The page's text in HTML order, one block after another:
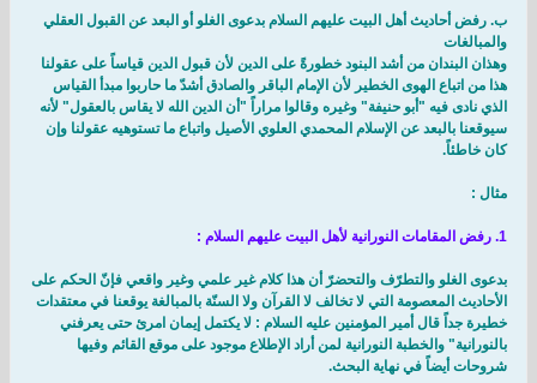
‌ب. رفض أحاديث أهل البيت عليهم السلام بدعوى الغلو أو البعد عن القبول العقلي
والمبالغات
وهذان البندان من أشد البنود خطورةً على الدين لأن قبول الدين قياساً على عقولنا
هذا من اتباع الهوى الخطير لأن الإمام الباقر والصادق أشدّ ما حاربوا مبدأ القياس
الذي نادى فيه "أبو حنيفة" وغيره وقالوا مراراً "أن الدين الله لا يقاس بالعقول" لأنه
سيوقعنا بالبعد عن الإسلام المحمدي العلوي الأصيل واتباع ما تستوهيه عقولنا وإن
كان خاطئاً.
مثال :
1. رفض المقامات النورانية لأهل البيت عليهم السلام :
بدعوى الغلو والتطرّف والتحضرّ أن هذا كلام غير علمي وغير واقعي فإنّ الحكم على
الأحاديث المعصومة التي لا تخالف لا القرآن ولا السنّة بالمبالغة يوقعنا في معتقدات
خطيرة جداً قال أمير المؤمنين عليه السلام : لا يكتمل إيمان امرئ حتى يعرفني
بالنورانية" والخطبة النورانية لمن أراد الإطلاع موجود على موقع القائم وفيها
شروحات أيضاً في نهاية البحث.